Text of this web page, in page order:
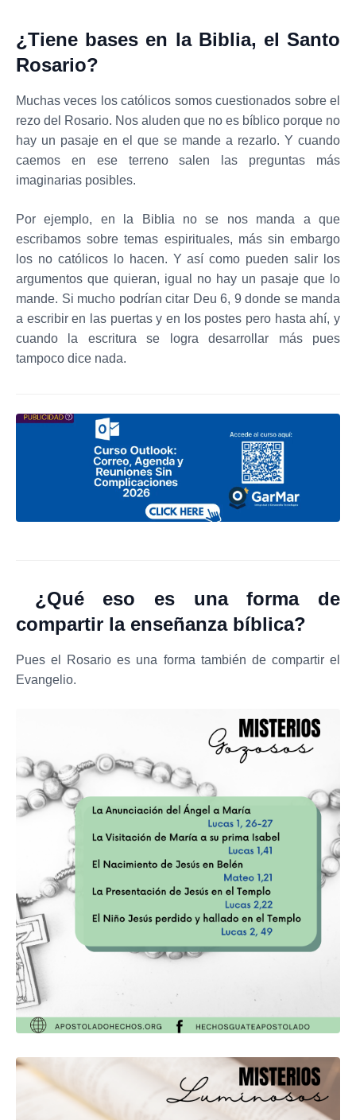
¿Tiene bases en la Biblia, el Santo
Rosario?
Muchas veces los católicos somos cuestionados sobre el
rezo del Rosario. Nos aluden que no es bíblico porque no
hay un pasaje en el que se mande a rezarlo. Y cuando
caemos en ese terreno salen las preguntas más
imaginarias posibles.
Por ejemplo, en la Biblia no se nos manda a que
escribamos sobre temas espirituales, más sin embargo
los no católicos lo hacen. Y así como pueden salir los
argumentos que quieran, igual no hay un pasaje que lo
mande. Si mucho podrían citar Deu 6, 9 donde se manda
a escribir en las puertas y en los postes pero hasta ahí, y
cuando la escritura se logra desarrollar más pues
tampoco dice nada.
¿Qué eso es una forma de
compartir la enseñanza bíblica?
Pues el Rosario es una forma también de compartir el
Evangelio.